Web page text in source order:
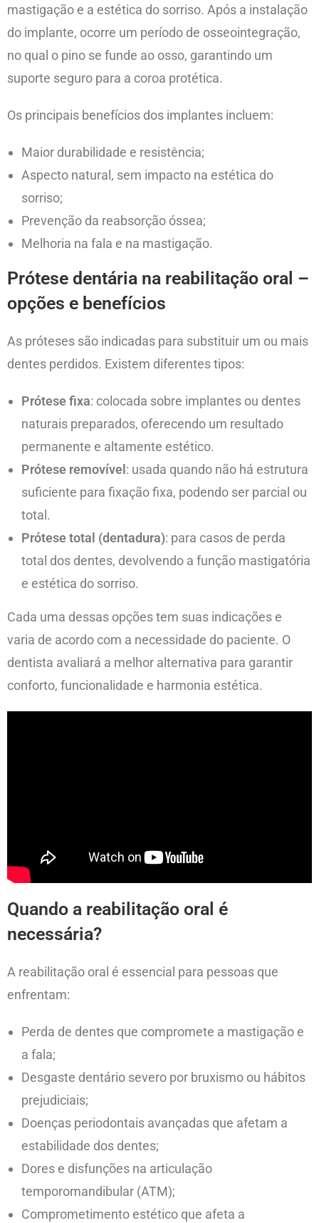
mastigação e a estética do sorriso. Após a instalação
do implante, ocorre um período de osseointegração,
no qual o pino se funde ao osso, garantindo um
suporte seguro para a coroa protética.
Os principais benefícios dos implantes incluem:
Maior durabilidade e resistência;
Aspecto natural, sem impacto na estética do
sorriso;
Prevenção da reabsorção óssea;
Melhoria na fala e na mastigação.
Prótese dentária na reabilitação oral –
opções e benefícios
As próteses são indicadas para substituir um ou mais
dentes perdidos. Existem diferentes tipos:
Prótese fixa: colocada sobre implantes ou dentes
naturais preparados, oferecendo um resultado
permanente e altamente estético.
Prótese removível: usada quando não há estrutura
suficiente para fixação fixa, podendo ser parcial ou
total.
Prótese total (dentadura): para casos de perda
total dos dentes, devolvendo a função mastigatória
e estética do sorriso.
Cada uma dessas opções tem suas indicações e
varia de acordo com a necessidade do paciente. O
dentista avaliará a melhor alternativa para garantir
conforto, funcionalidade e harmonia estética.
Quando a reabilitação oral é
necessária?
A reabilitação oral é essencial para pessoas que
enfrentam:
Perda de dentes que compromete a mastigação e
a fala;
Desgaste dentário severo por bruxismo ou hábitos
prejudiciais;
Doenças periodontais avançadas que afetam a
estabilidade dos dentes;
Dores e disfunções na articulação
temporomandibular (ATM);
Comprometimento estético que afeta a